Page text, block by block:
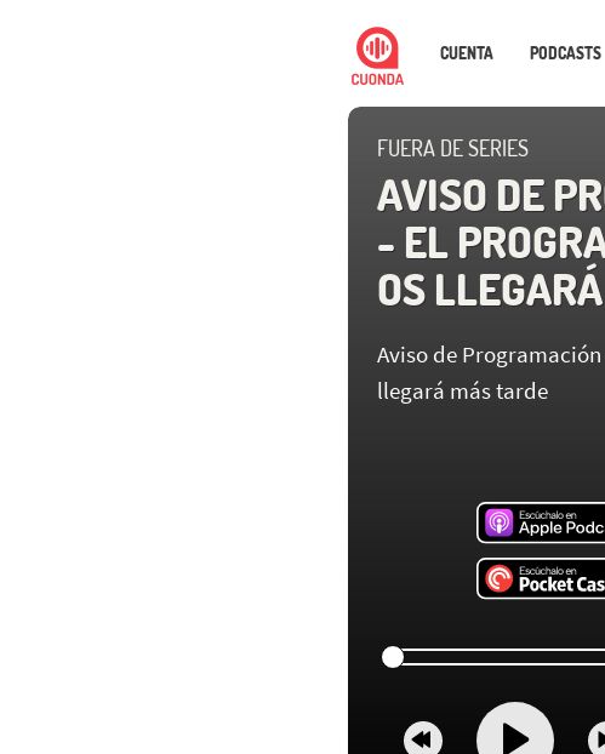
CUENTA PODCASTS
FUERA DE SERIES
AVISO DE
- EL
OS
Aviso de
llegará más tarde